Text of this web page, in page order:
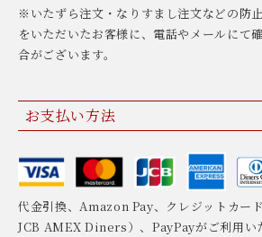
※いたずら注文・なりすまし注文などの防
をいただいたお客様に、電話やメールにて
合がございます。
お支払い方法
代金引換、Amazon Pay、クレジットカー
JCB AMEX Diners）、PayPayがご利用い